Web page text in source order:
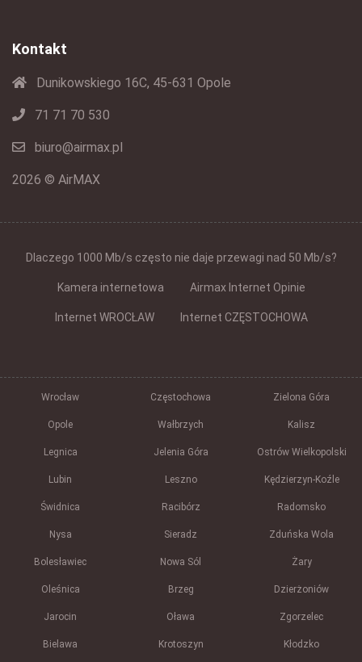
Kontakt
Dunikowskiego 16C, 45-631 Opole
71 71 70 530
biuro@airmax.pl
2026 © AirMAX
Dlaczego 1000 Mb/s często nie daje przewagi nad 50 Mb/s?
Kamera internetowa Airmax Internet Opinie
Internet WROCŁAW Internet CZĘSTOCHOWA
Wrocław Częstochowa Zielona Góra
Opole Wałbrzych Kalisz
Legnica Jelenia Góra Ostrów Wielkopolski
Lubin Leszno Kędzierzyn-Koźle
Świdnica Racibórz Radomsko
Nysa Sieradz Zduńska Wola
Bolesławiec Nowa Sól Żary
Oleśnica Brzeg Dzierżoniów
Jarocin Oława Zgorzelec
Bielawa Krotoszyn Kłodzko